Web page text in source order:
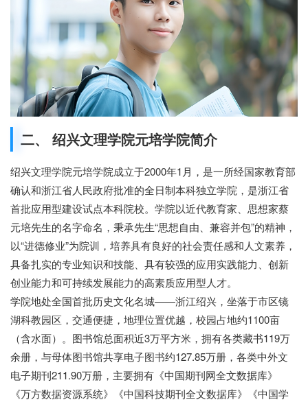
二、 绍兴文理学院元培学院简介
绍兴文理学院元培学院成立于2000年1月，是一所经国家教育部
确认和浙江省人民政府批准的全日制本科独立学院，是浙江省
首批应用型建设试点本科院校。学院以近代教育家、思想家蔡
元培先生的名字命名，秉承先生“思想自由、兼容并包”的精神，
以“进德修业”为院训，培养具有良好的社会责任感和人文素养，
具备扎实的专业知识和技能、具有较强的应用实践能力、创新
创业能力和可持续发展能力的高素质应用型人才。
学院地处全国首批历史文化名城——浙江绍兴，坐落于市区镜
湖科教园区，交通便捷，地理位置优越，校园占地约1100亩
（含水面）。图书馆总面积近3万平方米，拥有各类藏书119万
余册，与母体图书馆共享电子图书约127.85万册，各类中外文
电子期刊211.90万册，主要拥有《中国期刊网全文数据库》
《万方数据资源系统》《中国科技期刊全文数据库》《中国学